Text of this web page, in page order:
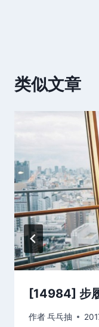
类似文章
[14984] 步
作者乓乓抽